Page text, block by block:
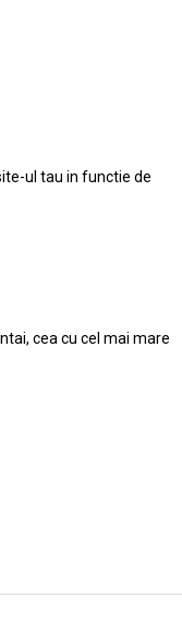
ul tau in functie de
cea cu cel mai mare